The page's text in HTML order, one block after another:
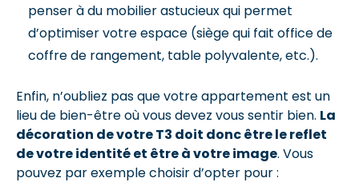
penser à du mobilier astucieux qui permet
d’optimiser votre espace (siège qui fait office de
coffre de rangement, table polyvalente, etc.).
Enfin, n’oubliez pas que votre appartement est un
lieu de bien-être où vous devez vous sentir bien. La
décoration de votre T3 doit donc être le reflet
de votre identité et être à votre image. Vous
pouvez par exemple choisir d’opter pour :